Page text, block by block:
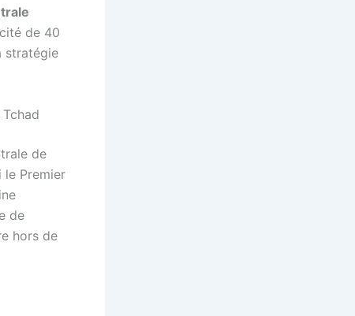
de 40
stratégie
de
le Premier
de
hors de